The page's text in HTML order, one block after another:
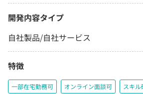
開発内容タイプ
自社製品/自社サービス
特徴
一部在宅勤務可 オンライン面談可 スキ